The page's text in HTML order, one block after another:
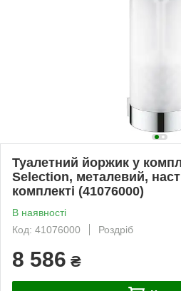
Туалетний йоржик у
Selection, металевий,
комплекті (41076000)
В наявності
Код: 41076000
Роздріб
8 586 ₴